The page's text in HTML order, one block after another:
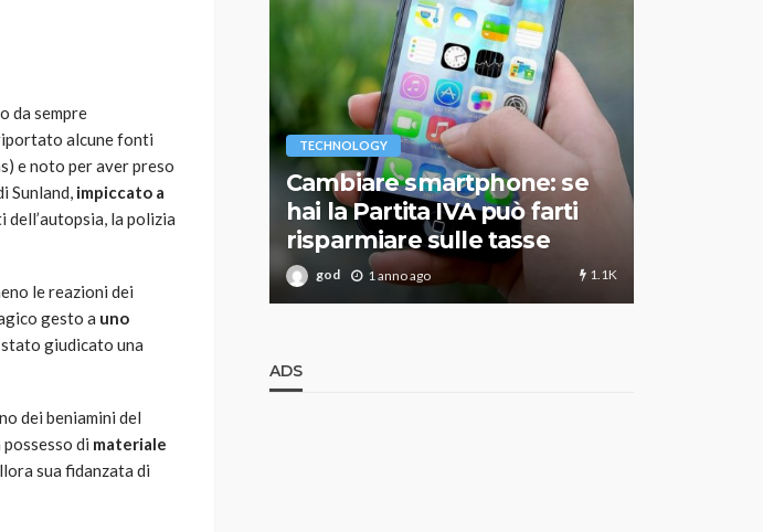
da sempre
alcune fonti
e noto per aver preso
Sunland, impiccato a
dell’autopsia, la polizia
le reazioni dei
gesto a uno
giudicato una
dei beniamini del
di materiale
sua fidanzata di
Final 8 di Coppa
mondiale e
per
TECHNOLOGY
Cambiare smartphone: se
hai la Partita IVA può farti
risparmiare sulle tasse
god 1 anno ago 1.1K
ADS